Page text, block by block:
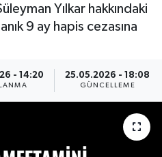
Yılkar hakkındaki
9 ay hapis cezasına
- 14:20 25.05.2026 - 18:08
GÜNCELLEME